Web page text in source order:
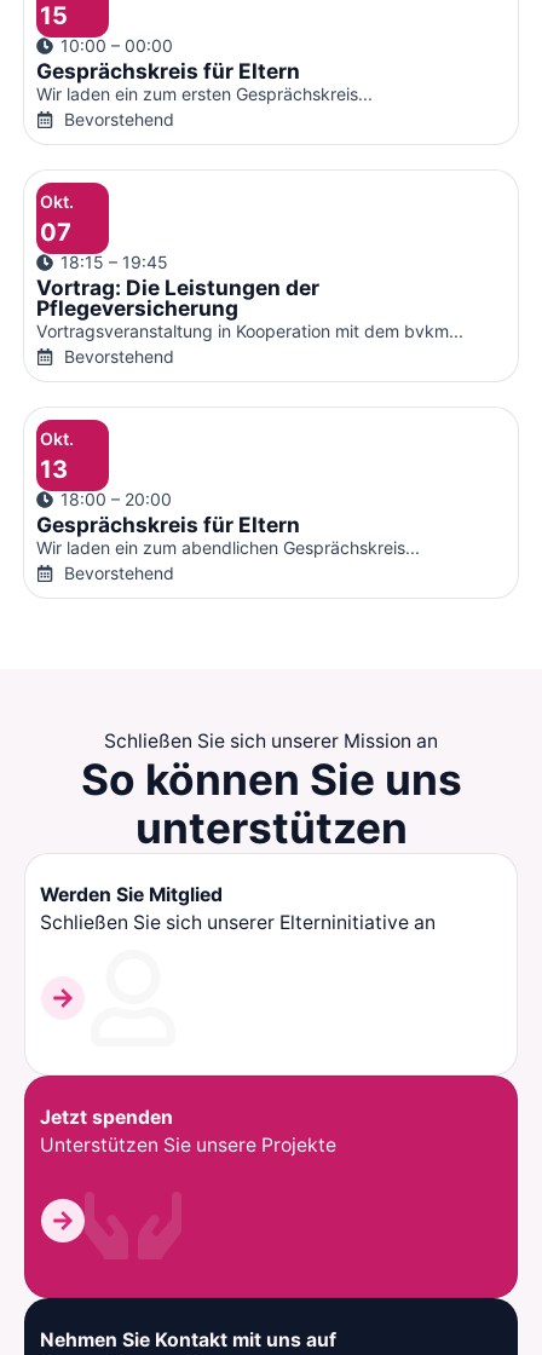
15
10:00 – 00:00
Gesprächskreis für Eltern
Wir laden ein zum ersten Gesprächskreis...
Bevorstehend
Okt.
07
18:15 – 19:45
Vortrag: Die Leistungen der
Pflegeversicherung
Vortragsveranstaltung in Kooperation mit dem bvkm...
Bevorstehend
Okt.
13
18:00 – 20:00
Gesprächskreis für Eltern
Wir laden ein zum abendlichen Gesprächskreis...
Bevorstehend
Schließen Sie sich unserer Mission an
So können Sie uns
unterstützen
Werden Sie Mitglied
Schließen Sie sich unserer Elterninitiative an
Jetzt spenden
Unterstützen Sie unsere Projekte
Nehmen Sie Kontakt mit uns auf